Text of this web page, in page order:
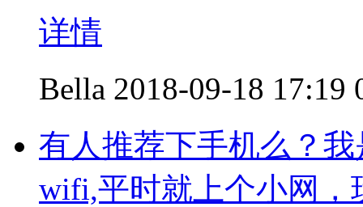
详情
Bella 2018-09-18 17:19
有人推荐下手机么？
wifi,平时就上个小网，